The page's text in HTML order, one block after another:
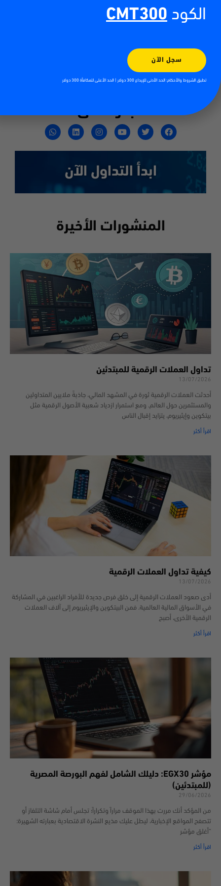
الإنترنت، يُنصح دائماً باستشارة محاسب قانوني أو مستشار ضرائب
مصري معتمد لتوضيح موقفك الضريبي الدقيق وضمان التزامك
Facebook
WhatsApp
Email
تابعونا على
ابدأ التداول الآن
المنشورات الأخيرة
تداول العملات الرقمية للمبتدئين
13/07/2026
أحدثت العملات الرقمية ثورة في المشهد المالي، جاذبةً ملايين المتداولين
والمستثمرين حول العالم. ومع استمرار ازدياد شعبية الأصول الرقمية مثل
بيتكوين وإيثيريوم، يتزايد إقبال الناس
اقرأ أكثر
كيفية تداول العملات الرقمية
13/07/2026
أدى صعود العملات الرقمية إلى خلق فرص جديدة للأفراد الراغبين في المشاركة
في الأسواق المالية العالمية. فمن البيتكوين والإيثيريوم إلى آلاف العملات
الرقمية الأخرى، أصبح
اقرأ أكثر
مؤشر EGX30: دليلك الشامل لفهم البورصة المصرية
(للمبتدئين)
29/06/2026
من المؤكد أنك مررت بهذا الموقف مراراً وتكراراً؛ تجلس أمام شاشة التلفاز أو
تتصفح المواقع الإخبارية، ليطل عليك مذيع النشرة الاقتصادية بعبارته الشهيرة:
“أغلق مؤشر
اقرأ أكثر
الكود CMT300
سجل الآن
تطبق الشروط والأحكام: الحد الأدنى للإيداع 300 دولار | الحد الأعلى للمكافأة 300 دولار